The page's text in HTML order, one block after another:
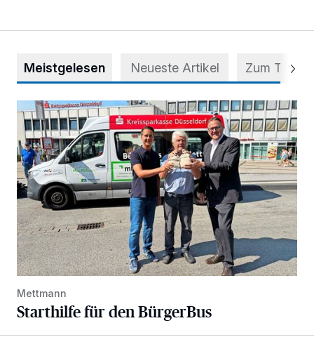
Meistgelesen Neueste Artikel Zum Thema
Starthilfe für den BürgerBus
Mettmann
Starthilfe für den BürgerBus